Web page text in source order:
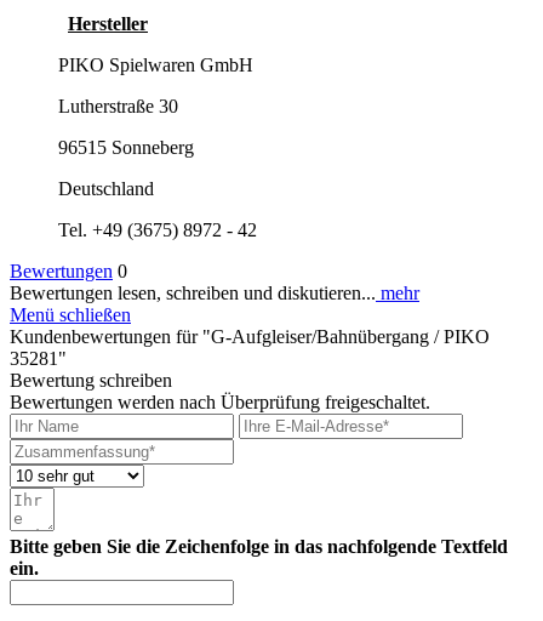
Hersteller
PIKO Spielwaren GmbH
Lutherstraße 30
96515 Sonneberg
Deutschland
Tel. +49 (3675) 8972 - 42
Bewertungen 0
Bewertungen lesen, schreiben und diskutieren... mehr
Menü schließen
Kundenbewertungen für "G-Aufgleiser/Bahnübergang / PIKO
35281"
Bewertung schreiben
Bewertungen werden nach Überprüfung freigeschaltet.
Bitte geben Sie die Zeichenfolge in das nachfolgende Textfeld
ein.